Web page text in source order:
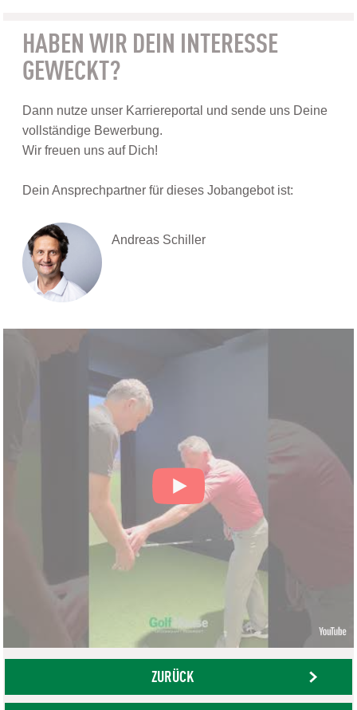
HABEN WIR DEIN INTERESSE
GEWECKT?
Dann nutze unser Karriereportal und sende uns Deine
vollständige Bewerbung.
Wir freuen uns auf Dich!
Dein Ansprechpartner für dieses Jobangebot ist:
Andreas Schiller
ZURÜCK